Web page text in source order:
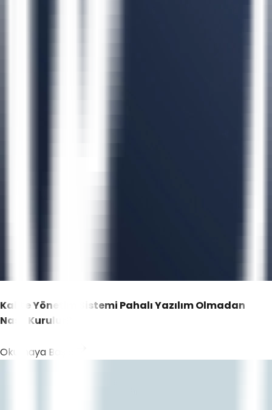
Kalite Yönetim Sistemi Pahalı Yazılım Olmadan
Nasıl Kurulur?
Okumaya Başla